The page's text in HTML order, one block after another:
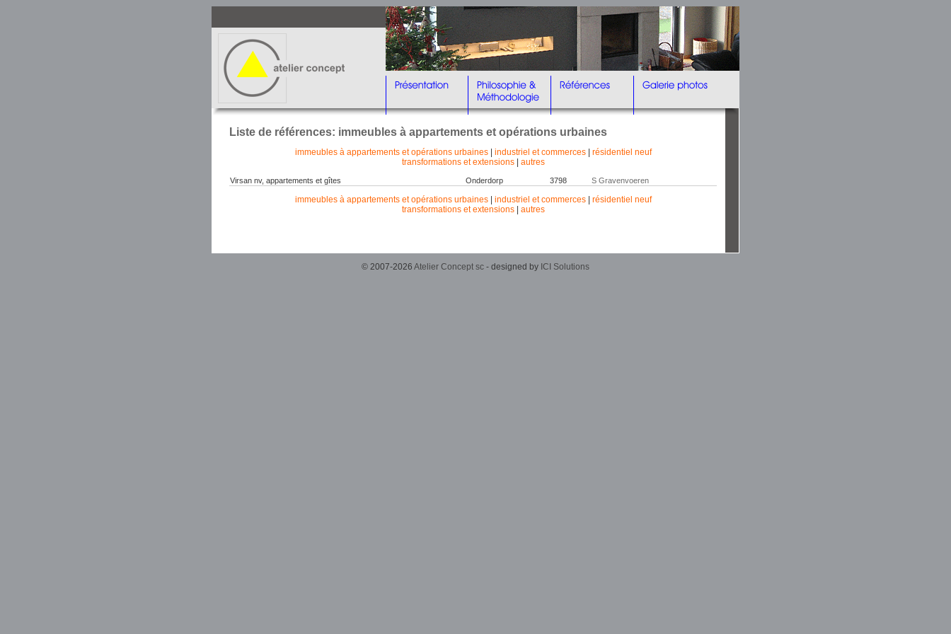
Liste de références: immeubles à appartements et opérations urbaines
immeubles à appartements et opérations urbaines| industriel et commerces| résidentiel neuf
transformations et extensions| autres
Virsan nv, appartements et gîtes Onderdorp 3798 S Gravenvoeren
immeubles à appartements et opérations urbaines| industriel et commerces| résidentiel neuf
transformations et extensions| autres
© 2007-2026 Atelier Concept sc - designed by ICI Solutions